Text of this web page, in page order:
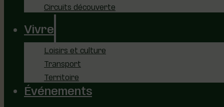
Circuits découverte
Vivre
Loisirs et culture
Transport
Territoire
Événements